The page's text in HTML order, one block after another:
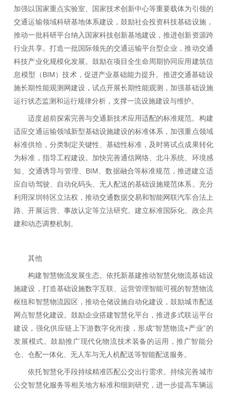
加强以国家重点实验室、国家技术创新中心等重要载体为引领的
交通运输领域科研基地体系建设，鼓励社会投资科技基础设施，
推动一批科研平台纳入国家科技创新基地建设，推进创新资源跨
行业共享。打造一批国际领先的交通运输平台型企业，推动交通
科技产业化规模化发展。鼓励在项目全生命周期协同应用建筑信
息模型（BIM）技术，促进产业基础能力提升。推进交通基础设
施长期性能观测网建设，试点开展长期性能观测，加强基础设施
运行状态监测和运行规律分析，支撑一流设施建设与维护。
适度超前探索完善与交通新技术应用适配的标准规范。构建
适应交通运输领域新型基础设施建设的标准体系，加强重点领域
标准供给，分类制定关键性、基础性标准，及时将试点成果转化
为标准，指导工程建设。加快完善通信网络、北斗系统、环境感
知、交通诱导与管理、BIM、数据融合等标准规范，推进建立适
应自动驾驶、自动化码头、无人配送的基础设施规范体系。充分
利用深圳特区立法权，推动交通数据交易和智能网联汽车合法上
路、开展运营、事故认定等立法研究。建立标准国际化、政企共
建和动态调整机制。
其他
构建智慧物流发展生态。依托新基建推动智慧化物流基础设
施建设，打造基础设施数字互联、运营管理智能可视的智慧物流
枢纽和智慧物流园区，推动仓储设施自动化建设，鼓励城市配送
网点智慧化建设。鼓励企业搭建智慧化平台，推进多式联运平台
建设，强化供应链上下游数字化衔接，形成“智慧物流+产业”的
发展模式。鼓励推广现代化物流技术装备的运用，推广智能分
仓、仓配一体化、无人车与无人机配送等智能配送服务。
依托智慧化手段持续精准匹配公交出行需求。持续完善城市
公交智慧化服务等相关地方标准和细则研究，进一步提高车辆运